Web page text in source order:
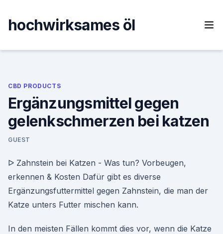
content
hochwirksames öl
CBD PRODUCTS
Ergänzungsmittel gegen
gelenkschmerzen bei katzen
GUEST
ᐅ Zahnstein bei Katzen - Was tun? Vorbeugen,
erkennen & Kosten Dafür gibt es diverse
Ergänzungsfuttermittel gegen Zahnstein, die man der
Katze unters Futter mischen kann.
In den meisten Fällen kommt dies vor, wenn die Katze